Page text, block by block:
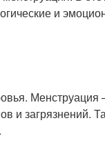
и
Менструация
и загрязнений.